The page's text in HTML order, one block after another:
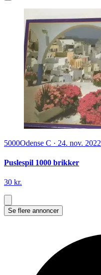
5000Odense C · 24. nov. 2022
Puslespil 1000 brikker
30 kr.
Se flere annoncer